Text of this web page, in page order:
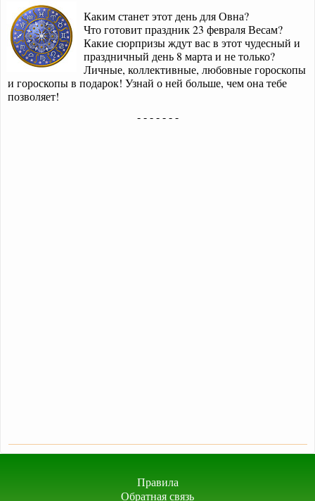
Каким станет этот день для Овна?
Что готовит праздник 23 февраля Весам?
Какие сюрпризы ждут вас в этот чудесный и
праздничный день 8 марта и не только?
Личные, коллективные, любовные гороскопы
и гороскопы в подарок! Узнай о ней больше, чем она тебе
позволяет!
- - - - - - -
Правила
Обратная связь